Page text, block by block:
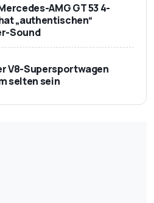
AMG GT 53 4-
„authentischen“
Sound
V8-Supersportwagen
selten sein